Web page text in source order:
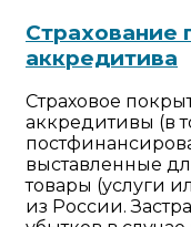
Страхование
аккредитива
Страховое
аккредитивы (в
выставленные
товары (услуги
из России.